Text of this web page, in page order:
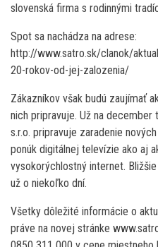
slovenská firma s rodinnými
Spot sa nachádza na adrese:
http://www.satro.sk/clanok/
20-rokov-od-jej-zalozenia/
Zákazníkov však budú zaujímať
nich pripravuje. Už na december
s.r.o. pripravuje zaradenie
ponúk digitálnej televízie ako aj
vysokorýchlostný internet.
už o niekoľko dní.
Všetky dôležité informácie o
práve na novej stránke